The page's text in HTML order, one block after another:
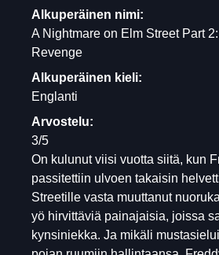
Alkuperäinen nimi:
A Nightmare on Elm Street Part
Revenge
Alkuperäinen kieli:
Englanti
Arvostelu:
3/5
On kulunut viisi vuotta siitä, kun
passitettiin ulvoen takaisin
Streetille vasta muuttanut
yö hirvittäviä painajaisia, joissa
kynsiniekka. Ja mikäli